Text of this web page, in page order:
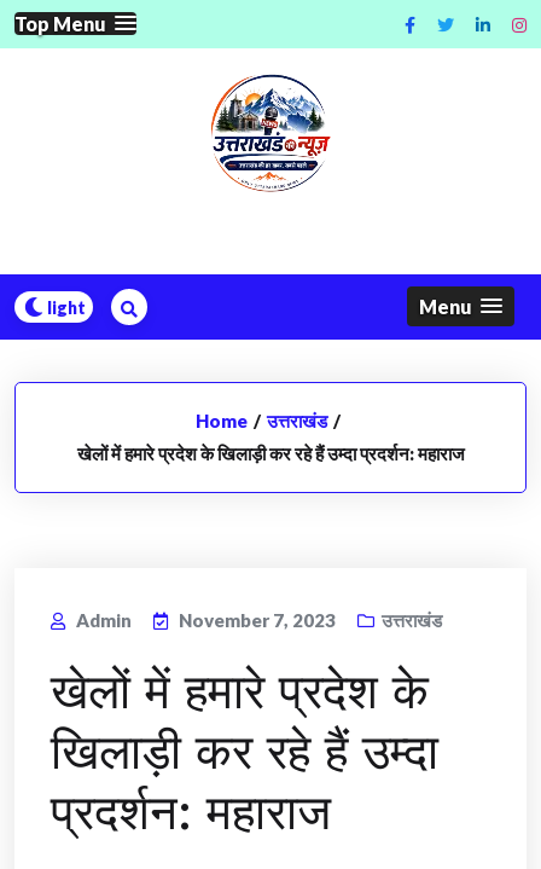
Skip
to
Top Menu
Menu
Home / उत्तराखंड /
खेलों में हमारे प्रदेश के खिलाड़ी कर रहे हैं उम्दा प्रदर्शन: महाराज
Admin November 7, 2023 उत्तराखंड
खेलों में हमारे प्रदेश के
खिलाड़ी कर रहे हैं उम्दा
प्रदर्शन: महाराज